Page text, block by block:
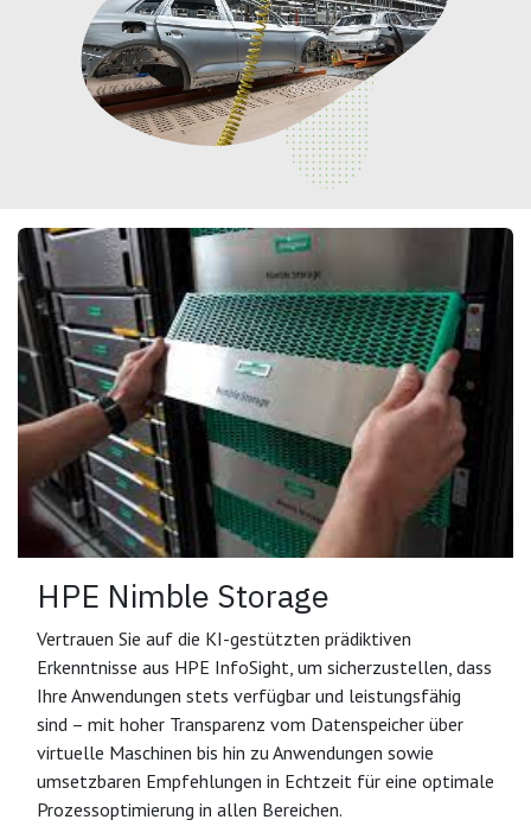
HPE Nimble Storage
Vertrauen Sie auf die KI-gestützten prädiktiven
Erkenntnisse aus HPE InfoSight, um sicherzustellen, dass
Ihre Anwendungen stets verfügbar und leistungsfähig
sind – mit hoher Transparenz vom Datenspeicher über
virtuelle Maschinen bis hin zu Anwendungen sowie
umsetzbaren Empfehlungen in Echtzeit für eine optimale
Prozessoptimierung in allen Bereichen.